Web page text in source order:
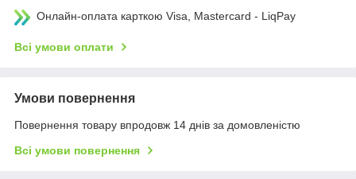
Онлайн-оплата карткою Visa, Mastercard - LiqPay
Всі умови оплати
Умови повернення
Повернення товару впродовж 14 днів за домовленістю
Всі умови повернення